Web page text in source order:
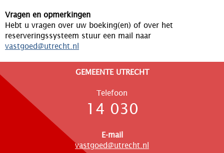
Vragen en opmerkingen
Hebt u vragen over uw boeking(en) of over het
reserveringssysteem stuur een mail naar
vastgoed@utrecht.nl
GEMEENTE UTRECHT
Telefoon
14 030
E-mail
vastgoed@utrecht.nl